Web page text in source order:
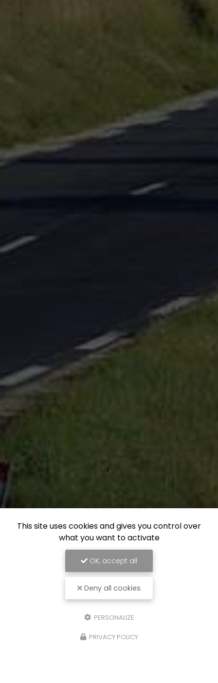
This site uses cookies and gives you control over
what you want to activate
OK, accept all
Deny all cookies
PERSONALIZE
PRIVACY POLICY